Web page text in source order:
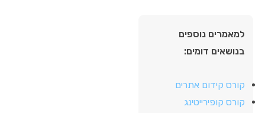
למאמרים נוספים
בנושאים דומים:
קורס קידום אתרים
קורס קופירייטינג